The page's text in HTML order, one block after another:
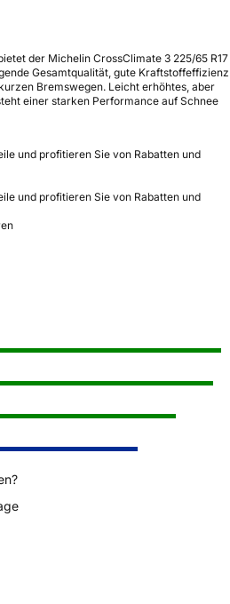
der Michelin CrossClimate 3 225/65 R17
Gesamtqualität, gute Kraftstoffeffizienz
Bremswegen. Leicht erhöhtes, aber
einer starken Performance auf Schnee
und profitieren Sie von Rabatten und
und profitieren Sie von Rabatten und